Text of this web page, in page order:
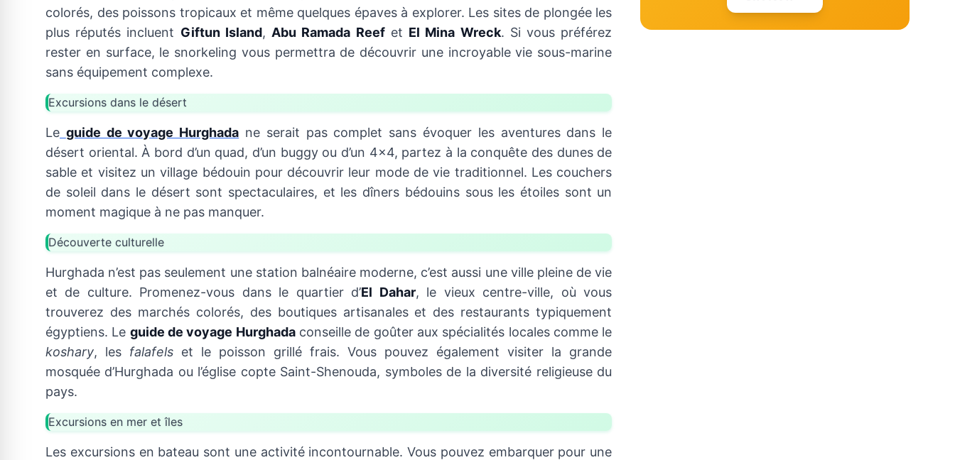
colorés, des poissons tropicaux et même quelques épaves à explorer. Les sites de plongée les
plus réputés incluent Giftun Island, Abu Ramada Reefet El Mina Wreck. Si vous préférez
rester en surface, le snorkeling vous permettra de découvrir une incroyable vie sous-marine
sans équipement complexe.
Excursions dans le désert
Le guide de voyage Hurghada ne serait pas complet sans évoquer les aventures dans le
désert oriental. À bord d’un quad, d’un buggy ou d’un 4x4, partez à la conquête des dunes de
sable et visitez un village bédouin pour découvrir leur mode de vie traditionnel. Les couchers
de soleil dans le désert sont spectaculaires, et les dîners bédouins sous les étoiles sont un
moment magique à ne pas manquer.
Découverte culturelle
Hurghada n’est pas seulement une station balnéaire moderne, c’est aussi une ville pleine de vie
et de culture. Promenez-vous dans le quartier d’El Dahar, le vieux centre-ville, où vous
trouverez des marchés colorés, des boutiques artisanales et des restaurants typiquement
égyptiens. Le guide de voyage Hurghadaconseille de goûter aux spécialités locales comme le
koshary, les falafels et le poisson grillé frais. Vous pouvez également visiter la grande
mosquée d’Hurghada ou l’église copte Saint-Shenouda, symboles de la diversité religieuse du
pays.
Excursions en mer et îles
Les excursions en bateau sont une activité incontournable. Vous pouvez embarquer pour une